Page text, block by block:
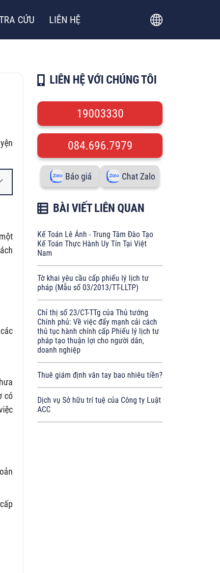
CỨU LIÊN HỆ
có
LIÊN HỆ VỚI CHÚNG TÔI
19003330
084.696.7979
Báo giá Chat Zalo
BÀI VIẾT LIÊN QUAN
Kế Toán Lê Ánh - Trung Tâm Đào Tạo
Kế Toán Thực Hành Uy Tín Tại Việt
Nam
Tờ khai yêu cầu cấp phiếu lý lịch tư
pháp (Mẫu số 03/2013/TT-LLTP)
Chỉ thị số 23/CT-TTg của Thủ tướng
Chính phủ: Về việc đẩy mạnh cải cách
thủ tục hành chính cấp Phiếu lý lịch tư
pháp tạo thuận lợi cho người dân,
doanh nghiệp
Thuê giám định vân tay bao nhiêu tiền?
Dịch vụ Sở hữu trí tuệ của Công ty Luật
ACC